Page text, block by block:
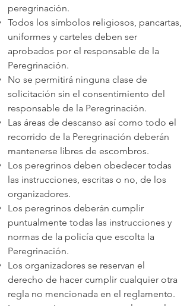
peregrinación.
Todos los símbolos religiosos, pancartas,
uniformes y carteles deben ser
aprobados por el responsable de la
Peregrinación.
No se permitirá ninguna clase de
solicitación sin el consentimiento del
responsable de la Peregrinación.
Las áreas de descanso así como todo el
recorrido de la Peregrinación deberán
mantenerse libres de escombros.
Los peregrinos deben obedecer todas
las instrucciones, escritas o no, de los
organizadores.
Los peregrinos deberán cumplir
puntualmente todas las instrucciones y
normas de la policía que escolta la
Peregrinación.
Los organizadores se reservan el
derecho de hacer cumplir cualquier otra
regla no mencionada en el reglamento.